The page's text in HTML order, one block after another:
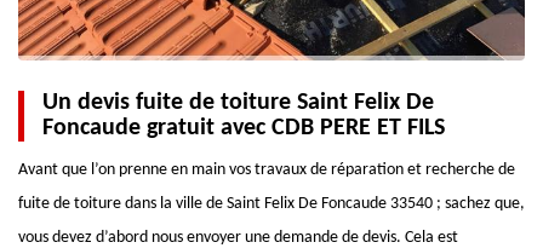
Un devis fuite de toiture Saint Felix De
Foncaude gratuit avec CDB PERE ET FILS
Avant que l’on prenne en main vos travaux de réparation et recherche de
fuite de toiture dans la ville de Saint Felix De Foncaude 33540 ; sachez que,
vous devez d’abord nous envoyer une demande de devis. Cela est